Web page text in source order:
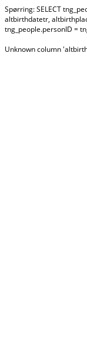
Spørring: SELECT
altbirthdatetr,
tng_people.personID =
Unknown column